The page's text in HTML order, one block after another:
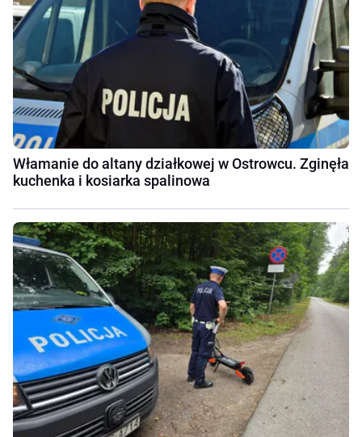
Włamanie do altany działkowej w Ostrowcu. Zginęła
kuchenka i kosiarka spalinowa